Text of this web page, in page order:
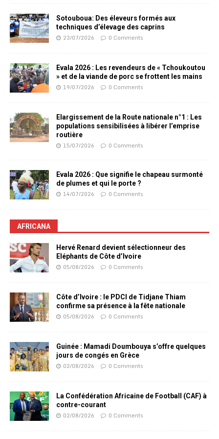
Sotouboua: Des éleveurs formés aux
techniques d’élevage des caprins
23/07/2026 0 Comments
Evala 2026 : Les revendeurs de « Tchoukoutou
» et de la viande de porc se frottent les mains
19/07/2026 0 Comments
Elargissement de la Route nationale n°1 : Les
populations sensibilisées à libérer l’emprise
routière
15/07/2026 0 Comments
Evala 2026 : Que signifie le chapeau surmonté
de plumes et qui le porte ?
14/07/2026 0 Comments
AFRICANA
Hervé Renard devient sélectionneur des
Eléphants de Côte d’Ivoire
05/08/2026 0 Comments
Côte d’Ivoire : le PDCI de Tidjane Thiam
confirme sa présence à la fête nationale
05/08/2026 0 Comments
Guinée : Mamadi Doumbouya s’offre quelques
jours de congés en Grèce
02/08/2026 0 Comments
La Confédération Africaine de Football (CAF) à
contre-courant
02/08/2026 0 Comments